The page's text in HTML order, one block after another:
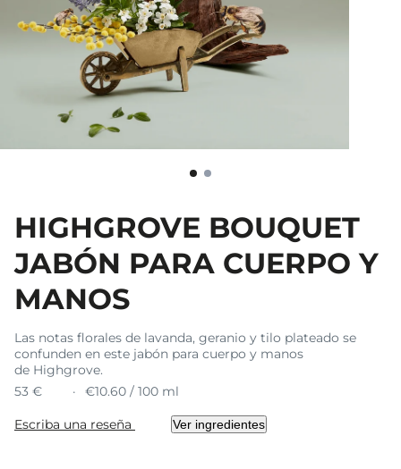
HIGHGROVE BOUQUET
JABÓN PARA CUERPO Y
MANOS
Las notas florales de lavanda, geranio y tilo plateado se
confunden en este jabón para cuerpo y manos
de Highgrove.
53 €
€10.60 / 100 ml
Escriba una reseña Ver ingredientes